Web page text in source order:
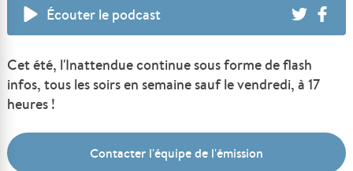
Écouter le podcast
Cet été, l'Inattendue continue sous forme de flash
infos, tous les soirs en semaine sauf le vendredi, à 17
heures !
Contacter l'équipe de l'émission